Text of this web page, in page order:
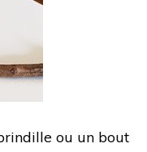
ou un bout